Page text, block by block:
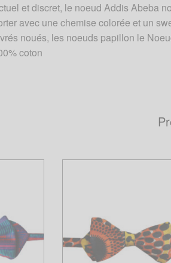
et discret, le noeud Addis Abeba
avec une chemise colorée et un
noués, les noeuds papillon le
coton